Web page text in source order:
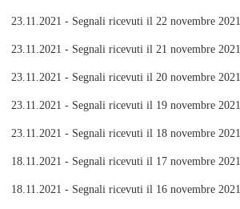
23.11.2021 - Segnali ricevuti il 22 novembre 2021
23.11.2021 - Segnali ricevuti il 21 novembre 2021
23.11.2021 - Segnali ricevuti il 20 novembre 2021
23.11.2021 - Segnali ricevuti il 19 novembre 2021
23.11.2021 - Segnali ricevuti il 18 novembre 2021
18.11.2021 - Segnali ricevuti il 17 novembre 2021
18.11.2021 - Segnali ricevuti il 16 novembre 2021